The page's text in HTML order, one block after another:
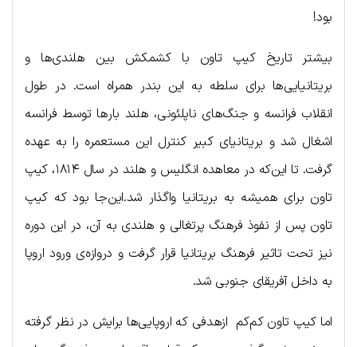
بود!
بیشتر تاریخ کیپ تاون با کشمکش بین هلندی‌ها و
بریتانیایی‌ها برای سلطه به این بندر همراه است. در طول
انقلاب فرانسه و جنگ‌های ناپلئونی، هلند بارها توسط فرانسه
اشغال شد و بریتانیای کبیر کنترل این مستعمره را به عهده
گرفت. تا این‌که در معاهده انگلیس و هلند در سال ۱۸۱۴، کیپ
تاون برای همیشه به بریتانیا واگذار شد.این‌جا بود که کیپ
تاون پس از نفوذ فرهنگ پرتغالی و هلندی به آن، در این دوره
نیز تحت تاثیر فرهنگ بریتانیا قرار گرفت و دروازه‌ی ورود اروپا
به داخل آفریقای جنوبی شد.
اما کیپ تاون کم‌کم ازهدفی که اروپایی‌ها برایش در نظر گرفته